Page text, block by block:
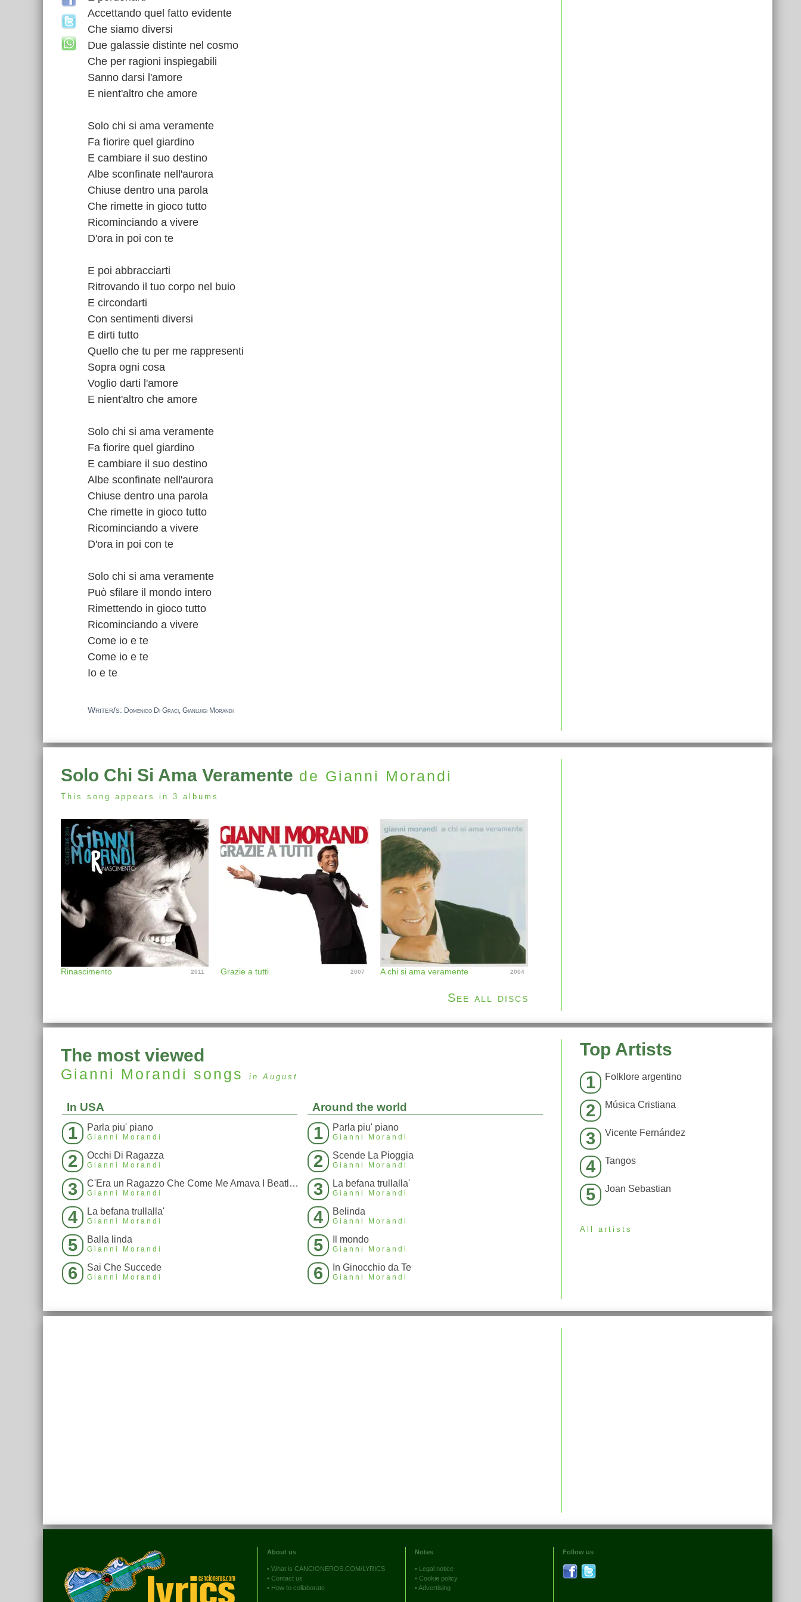
Accettando quel fatto evidente
Che siamo diversi
Due galassie distinte nel cosmo
Che per ragioni inspiegabili
Sanno darsi l'amore
E nient'altro che amore
Solo chi si ama veramente
Fa fiorire quel giardino
E cambiare il suo destino
Albe sconfinate nell'aurora
Chiuse dentro una parola
Che rimette in gioco tutto
Ricominciando a vivere
D'ora in poi con te
E poi abbracciarti
Ritrovando il tuo corpo nel buio
E circondarti
Con sentimenti diversi
E dirti tutto
Quello che tu per me rappresenti
Sopra ogni cosa
Voglio darti l'amore
E nient'altro che amore
Solo chi si ama veramente
Fa fiorire quel giardino
E cambiare il suo destino
Albe sconfinate nell'aurora
Chiuse dentro una parola
Che rimette in gioco tutto
Ricominciando a vivere
D'ora in poi con te
Solo chi si ama veramente
Può sfilare il mondo intero
Rimettendo in gioco tutto
Ricominciando a vivere
Come io e te
Come io e te
Io e te
Writer/s: Domenico Di Graci, Gianluigi Morandi
Solo Chi Si Ama Veramente de Gianni Morandi
This song appears in 3 albums
Rinascimento 2011 Grazie a tutti 2007 A chi si ama veramente 2004
See all discs
The most viewed
Gianni Morandi songs in August
In USA
1 Parla piu' piano
Gianni Morandi
2 Occhi Di Ragazza
Gianni Morandi
3 C'Era un Ragazzo Che Come Me Amava I Beatles E I Rolling Stones
Gianni Morandi
4 La befana trullalla'
Gianni Morandi
5 Balla linda
Gianni Morandi
6 Sai Che Succede
Gianni Morandi
Around the world
1 Parla piu' piano
Gianni Morandi
2 Scende La Pioggia
Gianni Morandi
3 La befana trullalla'
Gianni Morandi
4 Belinda
Gianni Morandi
5 Il mondo
Gianni Morandi
6 In Ginocchio da Te
Gianni Morandi
Top Artists
1 Folklore argentino
2 Música Cristiana
3 Vicente Fernández
4 Tangos
5 Joan Sebastian
All artists
About us
• What is CANCIONEROS.COM/LYRICS
• Contact us
• How to collaborate
Notes
• Legal notice
• Cookie policy
•Advertising
Follow us